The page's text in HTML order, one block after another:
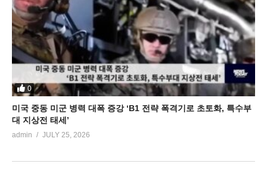
0
미국 중동 미군 병력 대폭 증강 ‘B1 전략 폭격기로 초토화, 특수부
대 지상전 태세’
admin JULY 25, 2026